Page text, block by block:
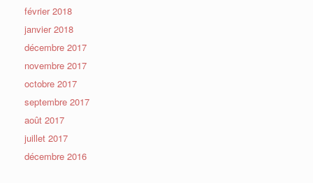
février 2018
janvier 2018
décembre 2017
novembre 2017
octobre 2017
septembre 2017
août 2017
juillet 2017
décembre 2016